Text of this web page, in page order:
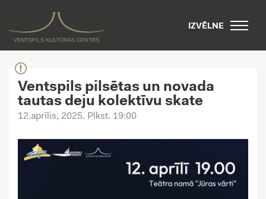
IZVĒLNE
Ventspils pilsētas un novada
tautas deju kolektīvu skate
12.aprīlis, 2025. Plkst. 19:00